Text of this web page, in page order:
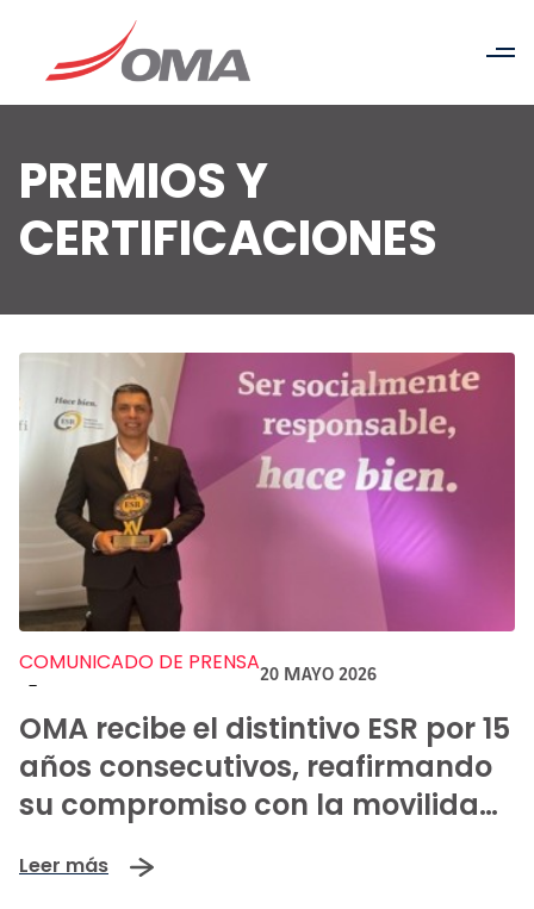
PREMIOS Y
CERTIFICACIONES
COMUNICADO DE PRENSA
-
20 MAYO 2026
OMA recibe el distintivo ESR por 15
años consecutivos, reafirmando
su compromiso con la movilidad
Leer más